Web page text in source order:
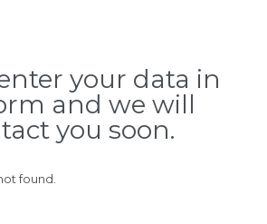
your data in
and we will
you soon.
found.